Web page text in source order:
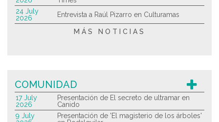
24 July
2026
Entrevista a Raúl Pizarro en Culturamas
MÁS NOTICIAS
COMUNIDAD
17 July
2026
Presentación de El secreto de ultramar en
Canido
9 July
Presentación de 'El magisterio de los árboles'